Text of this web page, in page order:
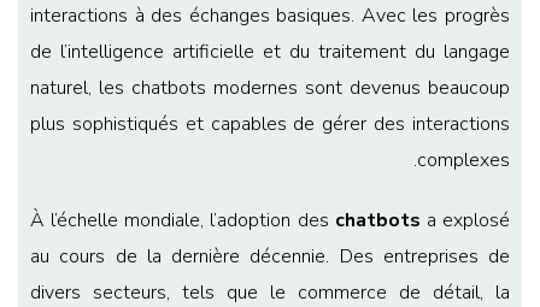
interactions à des échanges basiques. Avec les progrès
de l’intelligence artificielle et du traitement du langage
naturel, les chatbots modernes sont devenus beaucoup
plus sophistiqués et capables de gérer des interactions
complexes.
À l’échelle mondiale, l’adoption des chatbots a explosé
au cours de la dernière décennie. Des entreprises de
divers secteurs, tels que le commerce de détail, la